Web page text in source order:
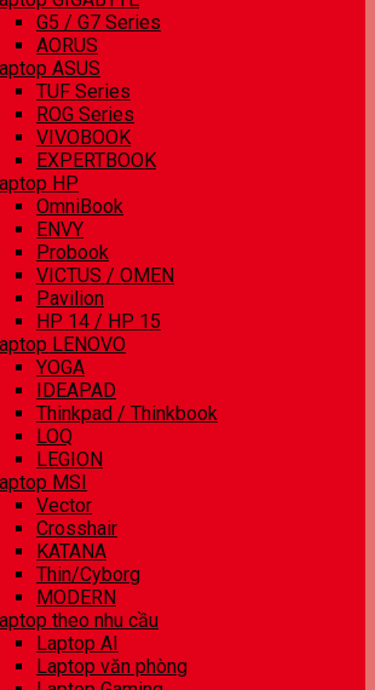
G5 / G7 Series
AORUS
ASUS
TUF Series
ROG Series
VIVOBOOK
EXPERTBOOK
HP
OmniBook
ENVY
Probook
VICTUS / OMEN
Pavilion
HP 14 / HP 15
LENOVO
YOGA
IDEAPAD
Thinkpad / Thinkbook
LOQ
LEGION
MSI
Vector
Crosshair
KATANA
Thin/Cyborg
MODERN
theo nhu cầu
Laptop AI
Laptop văn phòng